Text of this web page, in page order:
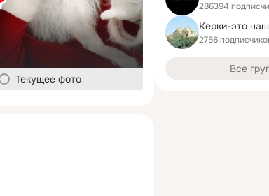
Текущее фото
286394
Керки-это
2756
Все